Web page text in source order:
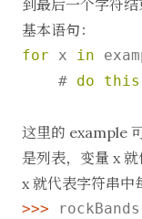
到最后一个字符结
基本语句：
for x in
    #
do this
这里的 example
是列表，变量 x 就
x 就代表字符串中
>>>